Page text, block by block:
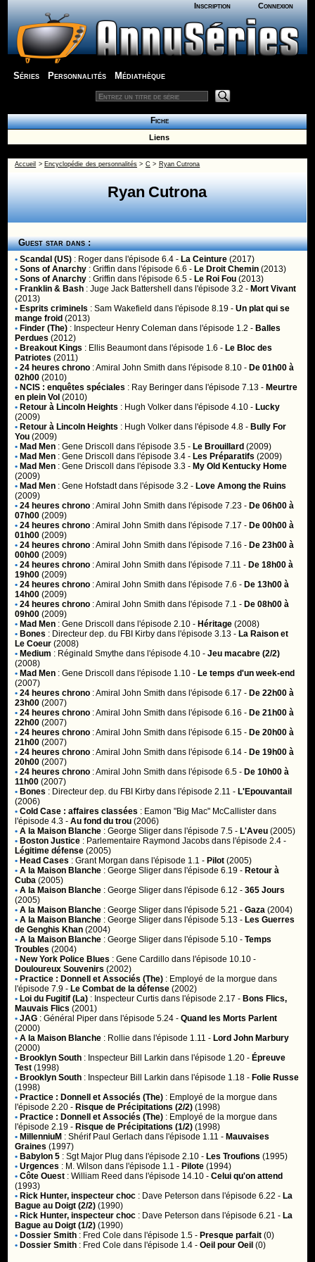
Inscription Connexion
Séries Personnalités Médiathèque
Fiche
Liens
Accueil > Encyclopédie des personnalités > C > Ryan Cutrona
Ryan Cutrona
Guest star dans :
• Scandal (US) : Roger dans l'épisode 6.4 - La Ceinture (2017)
• Sons of Anarchy :Griffin dans l'épisode 6.6 - Le Droit Chemin (2013)
• Sons of Anarchy :Griffin dans l'épisode 6.5 - Le Roi Fou (2013)
• Franklin & Bash :Juge Jack Battershell dans l'épisode 3.2 - Mort Vivant
(2013)
• Esprits criminels :Sam Wakefield dans l'épisode 8.19 -Un plat qui se
mange froid (2013)
• Finder (The) : Inspecteur Henry Coleman dans l'épisode 1.2 - Balles
Perdues (2012)
• Breakout Kings : Ellis Beaumontdans l'épisode 1.6 - Le Bloc des
Patriotes (2011)
• 24 heures chrono :Amiral John Smith dans l'épisode 8.10 - De 01h00 à
02h00 (2010)
• NCIS : enquêtes spéciales : Ray Beringer dans l'épisode 7.13 - Meurtre
en plein Vol (2010)
• Retour à Lincoln Heights : Hugh Volker dans l'épisode 4.10 - Lucky
(2009)
• Retour à Lincoln Heights : Hugh Volker dans l'épisode 4.8 - Bully For
You (2009)
• Mad Men :Gene Driscoll dans l'épisode 3.5 - Le Brouillard (2009)
• Mad Men :Gene Driscoll dans l'épisode 3.4 - Les Préparatifs (2009)
• Mad Men :Gene Driscoll dans l'épisode 3.3 - My Old Kentucky Home
(2009)
• Mad Men :Gene Hofstadtdans l'épisode 3.2 - Love Among the Ruins
(2009)
• 24 heures chrono :Amiral John Smith dans l'épisode 7.23 - De 06h00 à
07h00 (2009)
• 24 heures chrono :Amiral John Smith dans l'épisode 7.17 - De 00h00 à
01h00 (2009)
• 24 heures chrono :Amiral John Smith dans l'épisode 7.16 - De 23h00 à
00h00 (2009)
• 24 heures chrono :Amiral John Smith dans l'épisode 7.11 - De 18h00 à
19h00 (2009)
• 24 heures chrono :Amiral John Smith dans l'épisode 7.6 - De 13h00 à
14h00 (2009)
• 24 heures chrono :Amiral John Smith dans l'épisode 7.1 - De 08h00 à
09h00 (2009)
• Mad Men :Gene Driscoll dans l'épisode 2.10 - Héritage (2008)
• Bones : Directeur dep. du FBI Kirby dans l'épisode 3.13 - La Raison et
Le Coeur (2008)
• Medium : Réginald Smythe dans l'épisode 4.10 -Jeu macabre (2/2)
(2008)
• Mad Men :Gene Driscoll dans l'épisode 1.10 - Le temps d'un week-end
(2007)
• 24 heures chrono :Amiral John Smith dans l'épisode 6.17 - De 22h00 à
23h00 (2007)
• 24 heures chrono :Amiral John Smith dans l'épisode 6.16 - De 21h00 à
22h00 (2007)
• 24 heures chrono :Amiral John Smith dans l'épisode 6.15 - De 20h00 à
21h00 (2007)
• 24 heures chrono :Amiral John Smith dans l'épisode 6.14 - De 19h00 à
20h00 (2007)
• 24 heures chrono :Amiral John Smith dans l'épisode 6.5 - De 10h00 à
11h00 (2007)
• Bones : Directeur dep. du FBI Kirby dans l'épisode 2.11 - L'Epouvantail
(2006)
• Cold Case : affaires classées : Eamon "Big Mac" McCallister dans
l'épisode 4.3 -Au fond du trou (2006)
• A la Maison Blanche :George Sliger dans l'épisode 7.5 - L'Aveu (2005)
• Boston Justice : Parlementaire Raymond Jacobs dans l'épisode 2.4 -
Légitime défense (2005)
• Head Cases :Grant Morgan dans l'épisode 1.1 - Pilot (2005)
• A la Maison Blanche :George Sliger dans l'épisode 6.19 - Retour à
Cuba (2005)
• A la Maison Blanche :George Sliger dans l'épisode 6.12 -365 Jours
(2005)
• A la Maison Blanche :George Sliger dans l'épisode 5.21 -Gaza (2004)
• A la Maison Blanche :George Sliger dans l'épisode 5.13 - Les Guerres
de Genghis Khan (2004)
• A la Maison Blanche :George Sliger dans l'épisode 5.10 -Temps
Troubles (2004)
• New York Police Blues :Gene Cardillo dans l'épisode 10.10 -
Douloureux Souvenirs (2002)
• Practice : Donnell et Associés (The) : Employé de la morgue dans
l'épisode 7.9 - Le Combat de la défense (2002)
• Loi du Fugitif (La) : Inspecteur Curtis dans l'épisode 2.17 - Bons Flics,
Mauvais Flics (2001)
• JAG :Général Piper dans l'épisode 5.24 -Quand les Morts Parlent
(2000)
• A la Maison Blanche : Rollie dans l'épisode 1.11 - Lord John Marbury
(2000)
• Brooklyn South : Inspecteur Bill Larkin dans l'épisode 1.20 - Épreuve
Test (1998)
• Brooklyn South : Inspecteur Bill Larkin dans l'épisode 1.18 - Folie Russe
(1998)
• Practice : Donnell et Associés (The) : Employé de la morgue dans
l'épisode 2.20 - Risque de Précipitations (2/2) (1998)
• Practice : Donnell et Associés (The) : Employé de la morgue dans
l'épisode 2.19 - Risque de Précipitations (1/2) (1998)
• MillenniuM :Shérif Paul Gerlach dans l'épisode 1.11 - Mauvaises
Graines (1997)
• Babylon 5 :Sgt Major Plug dans l'épisode 2.10 - Les Troufions (1995)
• Urgences : M. Wilson dans l'épisode 1.1 - Pilote (1994)
• Côte Ouest :William Reed dans l'épisode 14.10 -Celui qu'on attend
(1993)
• Rick Hunter, inspecteur choc : Dave Peterson dans l'épisode 6.22 - La
Bague au Doigt (2/2) (1990)
• Rick Hunter, inspecteur choc : Dave Peterson dans l'épisode 6.21 - La
Bague au Doigt (1/2) (1990)
• Dossier Smith : Fred Cole dans l'épisode 1.5 - Presque parfait (0)
• Dossier Smith : Fred Cole dans l'épisode 1.4 -Oeil pour Oeil (0)